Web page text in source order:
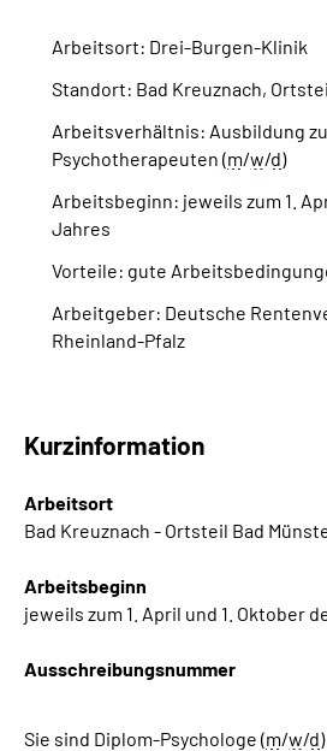
Inhalte in Gebärdensprache (DGS)
Mein
Arbeitsort: Drei-Burgen-Klinik
Standort: Bad Kreuznach,
Arbeitsverhältnis: Ausbildung
Psychotherapeuten (m/w/d)
Arbeitsbeginn: jeweils zum 1.
Jahres
Vorteile: gute
Arbeitgeber: Deutsche
Rheinland-Pfalz
Kurzinformation
Arbeitsort
Bad Kreuznach - Ortsteil Bad
Arbeitsbeginn
jeweils zum 1. April und 1. Oktober
Ausschreibungsnummer
Sie sind Diplom-Psychologe (m/w/d